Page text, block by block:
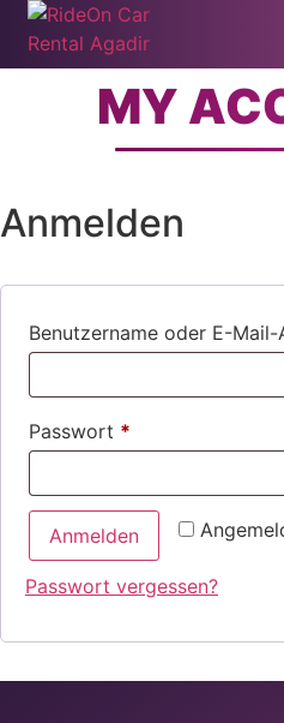
MY
Anmelden
Benutzername oder E-Mail-
Passwort *
Anmelden
Passwort vergessen?